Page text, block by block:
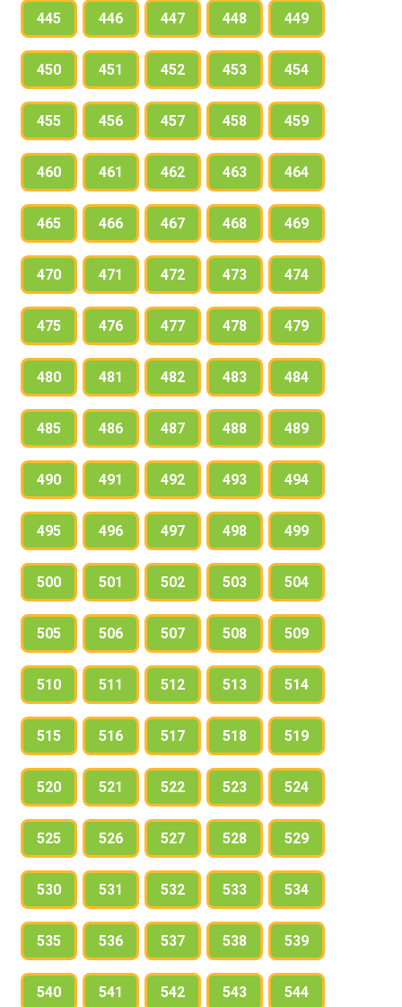
445 446 447 448 449
450 451 452 453 454
455 456 457 458 459
460 461 462 463 464
465 466 467 468 469
470 471 472 473 474
475 476 477 478 479
480 481 482 483 484
485 486 487 488 489
490 491 492 493 494
495 496 497 498 499
500 501 502 503 504
505 506 507 508 509
510 511 512 513 514
515 516 517 518 519
520 521 522 523 524
525 526 527 528 529
530 531 532 533 534
535 536 537 538 539
540 541 542 543 544